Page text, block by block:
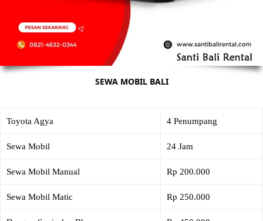
SEWA MOBIL BALI
Toyota Agya 4 Penumpang
Sewa Mobil 24 Jam
Sewa Mobil Manual Rp 200.000
Sewa Mobil Matic Rp 250.000